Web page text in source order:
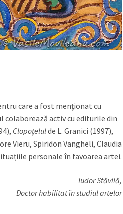
care a fost menţionat cu
colaborează activ cu editurile din
Clopoțelulde L. Granici (1997),
Vieru, Spiridon Vangheli, Claudia
personale în favoarea artei.
Tudor Stăvilă,
Doctor habilitat în studiul artelor